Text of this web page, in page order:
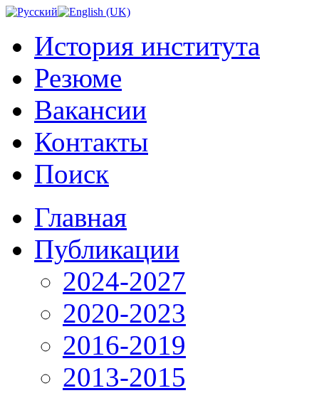
История института
Резюме
Вакансии
Контакты
Поиск
Главная
Публикации
2024-2027
2020-2023
2016-2019
2013-2015